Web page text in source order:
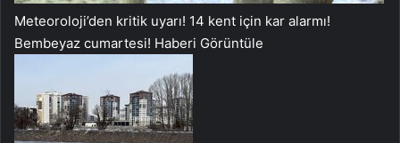
Meteoroloji’den kritik uyarı! 14 kent için kar alarmı!
Bembeyaz cumartesi! Haberi Görüntüle